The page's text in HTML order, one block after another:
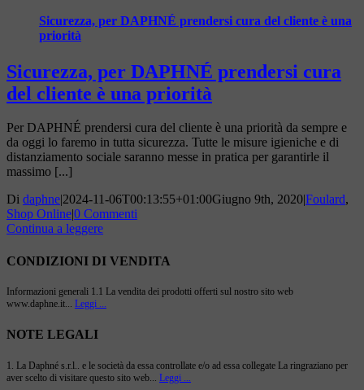
Sicurezza, per DAPHNÉ prendersi cura del cliente è una
priorità
Sicurezza, per DAPHNÉ prendersi cura
del cliente è una priorità
Per DAPHNÉ prendersi cura del cliente è una priorità da sempre e
da oggi lo faremo in tutta sicurezza. Tutte le misure igieniche e di
distanziamento sociale saranno messe in pratica per garantirle il
massimo [...]
Di daphne|2024-11-06T00:13:55+01:00Giugno 9th, 2020|Foulard,
Shop Online|0 Commenti
Continua a leggere
CONDIZIONI DI VENDITA
Informazioni generali 1.1 La vendita dei prodotti offerti sul nostro sito web
www.daphne.it... Leggi ...
NOTE LEGALI
1. La Daphné s.r.l.. e le società da essa controllate e/o ad essa collegate La ringraziano per
aver scelto di visitare questo sito web... Leggi ...